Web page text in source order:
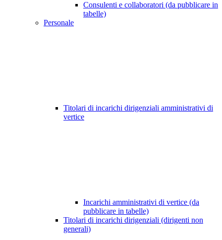
Consulenti e collaboratori (da pubblicare in
tabelle)
Personale
Titolari di incarichi dirigenziali amministrativi di
vertice
Incarichi amministrativi di vertice (da
pubblicare in tabelle)
Titolari di incarichi dirigenziali (dirigenti non
generali)